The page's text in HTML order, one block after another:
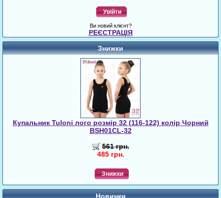
Увійти
Ви новий клієнт?
РЕЄСТРАЦІЯ
Знижки
Купальник Tuloni лого розмір 32 (116-122) колір Чорний
BSH01CL-32
561 грн.
485 грн.
Знижки
Новинки